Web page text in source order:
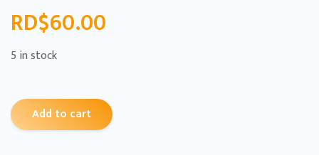
RD$60.00
5 in stock
Add to cart